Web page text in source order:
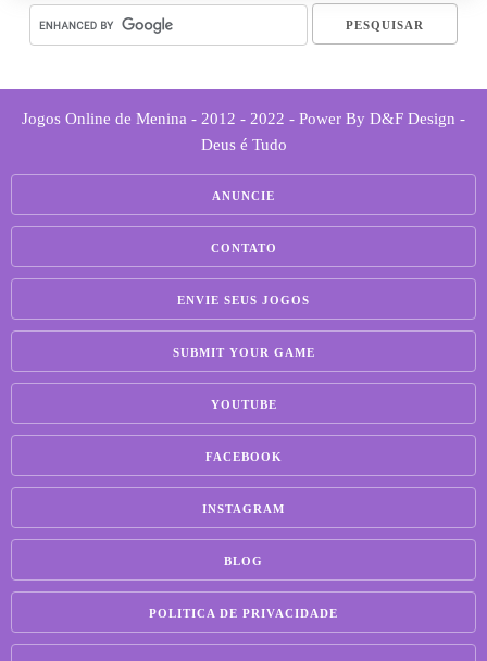
Jogos Online de Menina - 2012 - 2022 - Power By D&F Design -
Deus é Tudo
ANUNCIE
CONTATO
ENVIE SEUS JOGOS
SUBMIT YOUR GAME
YOUTUBE
FACEBOOK
INSTAGRAM
BLOG
POLITICA DE PRIVACIDADE